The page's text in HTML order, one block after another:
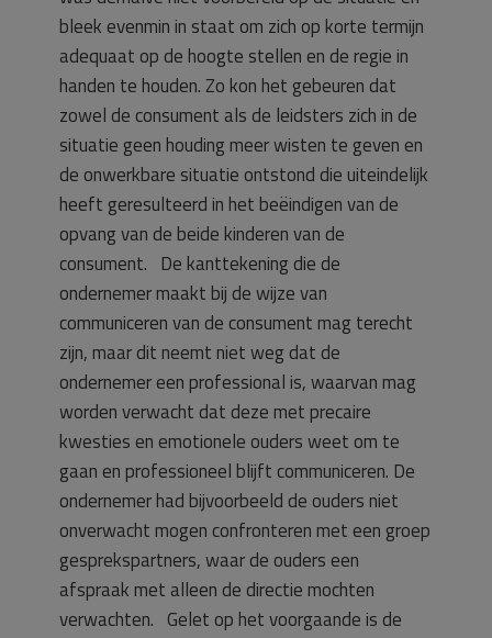
bleek evenmin in staat om zich op korte termijn
adequaat op de hoogte stellen en de regie in
handen te houden. Zo kon het gebeuren dat
zowel de consument als de leidsters zich in de
situatie geen houding meer wisten te geven en
de onwerkbare situatie ontstond die uiteindelijk
heeft geresulteerd in het beëindigen van de
opvang van de beide kinderen van de
consument. De kanttekening die de
ondernemer maakt bij de wijze van
communiceren van de consument mag terecht
zijn, maar dit neemt niet weg dat de
ondernemer een professional is, waarvan mag
worden verwacht dat deze met precaire
kwesties en emotionele ouders weet om te
gaan en professioneel blijft communiceren. De
ondernemer had bijvoorbeeld de ouders niet
onverwacht mogen confronteren met een groep
gesprekspartners, waar de ouders een
afspraak met alleen de directie mochten
verwachten. Gelet op het voorgaande is de